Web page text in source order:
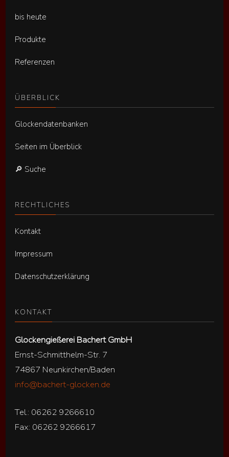
bis heute
Produkte
Referenzen
ÜBERBLICK
Glockendatenbanken
Seiten im Überblick
🔎 Suche
RECHTLICHES
Kontakt
Impressum
Datenschutzerklärung
KONTAKT
Glockengießerei Bachert GmbH
Ernst-Schmitthelm-Str. 7
74867 Neunkirchen/Baden
info@bachert-glocken.de
Tel.: 06262 9266610
Fax: 06262 9266617